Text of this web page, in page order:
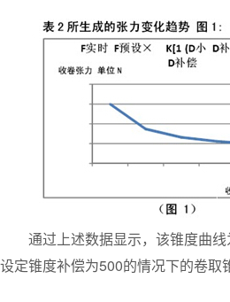
通过上述数据显示，该锥度曲线
设定锥度补偿为500的情况下的卷取